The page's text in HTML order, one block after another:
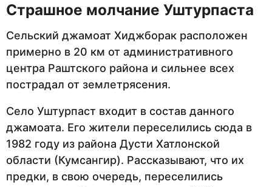
Страшное молчание Уштурпаста
Сельский джамоат Хиджборак расположен
примерно в 20 км от административного
центра Раштского района и сильнее всех
пострадал от землетрясения.
Село Уштурпаст входит в состав данного
джамоата. Его жители переселились сюда в
1982 году из района Дусти Хатлонской
области (Кумсангир). Рассказывают, что их
предки, в свою очередь, переселились